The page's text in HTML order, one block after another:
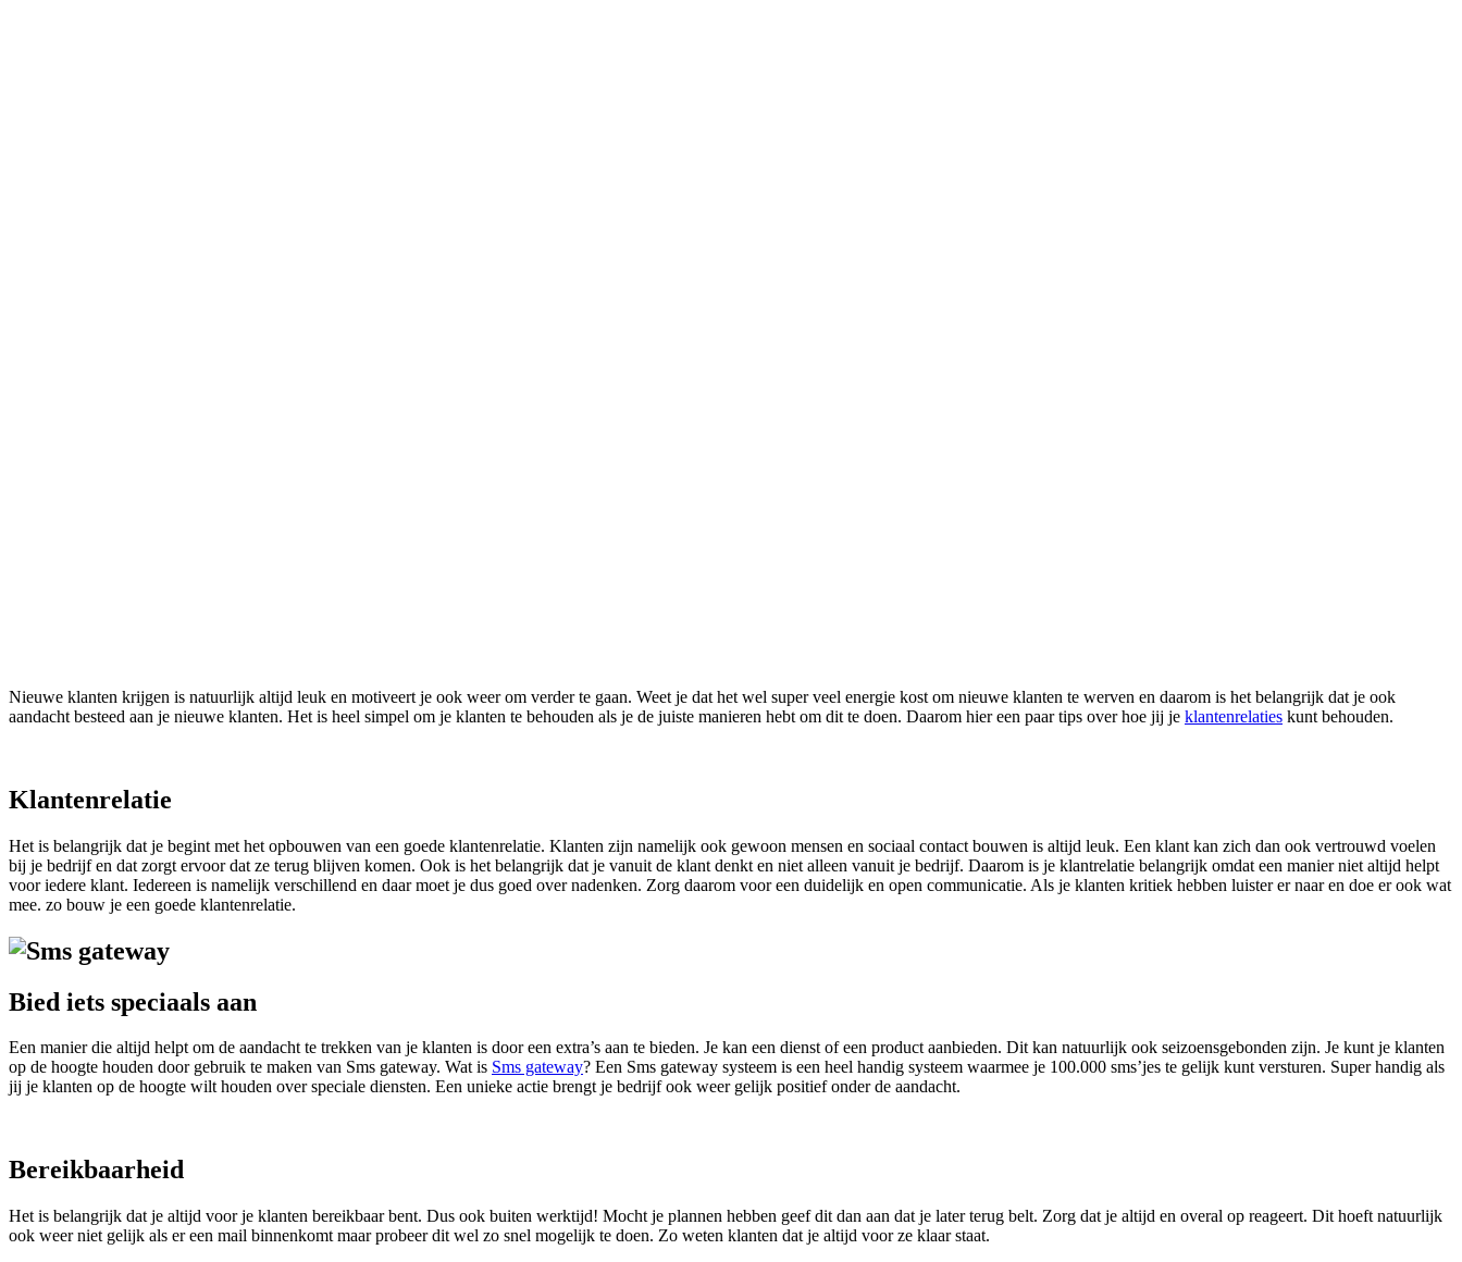
Nieuwe klanten krijgen is natuurlijk altijd leuk en motiveert je ook weer om verder te gaan. Weet je dat het wel super veel energie kost om nieuwe klanten te werven en daarom is het belangrijk dat je ook
aandacht besteed aan je nieuwe klanten. Het is heel simpel om je klanten te behouden als je de juiste manieren hebt om dit te doen. Daarom hier een paar tips over hoe jij je klantenrelaties kunt behouden.
Klantenrelatie
Het is belangrijk dat je begint met het opbouwen van een goede klantenrelatie. Klanten zijn namelijk ook gewoon mensen en sociaal contact bouwen is altijd leuk. Een klant kan zich dan ook vertrouwd voelen
bij je bedrijf en dat zorgt ervoor dat ze terug blijven komen. Ook is het belangrijk dat je vanuit de klant denkt en niet alleen vanuit je bedrijf. Daarom is je klantrelatie belangrijk omdat een manier niet altijd helpt
voor iedere klant. Iedereen is namelijk verschillend en daar moet je dus goed over nadenken. Zorg daarom voor een duidelijk en open communicatie. Als je klanten kritiek hebben luister er naar en doe er ook wat
mee. zo bouw je een goede klantenrelatie.
Bied iets speciaals aan
Een manier die altijd helpt om de aandacht te trekken van je klanten is door een extra’s aan te bieden. Je kan een dienst of een product aanbieden. Dit kan natuurlijk ook seizoensgebonden zijn. Je kunt je klanten
op de hoogte houden door gebruik te maken van Sms gateway. Wat is Sms gateway? Een Sms gateway systeem is een heel handig systeem waarmee je 100.000 sms’jes te gelijk kunt versturen. Super handig als
jij je klanten op de hoogte wilt houden over speciale diensten. Een unieke actie brengt je bedrijf ook weer gelijk positief onder de aandacht.
Bereikbaarheid
Het is belangrijk dat je altijd voor je klanten bereikbaar bent. Dus ook buiten werktijd! Mocht je plannen hebben geef dit dan aan dat je later terug belt. Zorg dat je altijd en overal op reageert. Dit hoeft natuurlijk
ook weer niet gelijk als er een mail binnenkomt maar probeer dit wel zo snel mogelijk te doen. Zo weten klanten dat je altijd voor ze klaar staat.